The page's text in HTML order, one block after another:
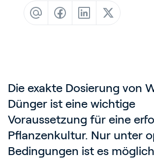
Über Priva
Karriere
Events
Service und Support
Partners
Academy
Die exakte Dosierung von
Dünger ist eine wichtige
Voraussetzung für eine
Pflanzenkultur. Nur unter
Bedingungen ist es